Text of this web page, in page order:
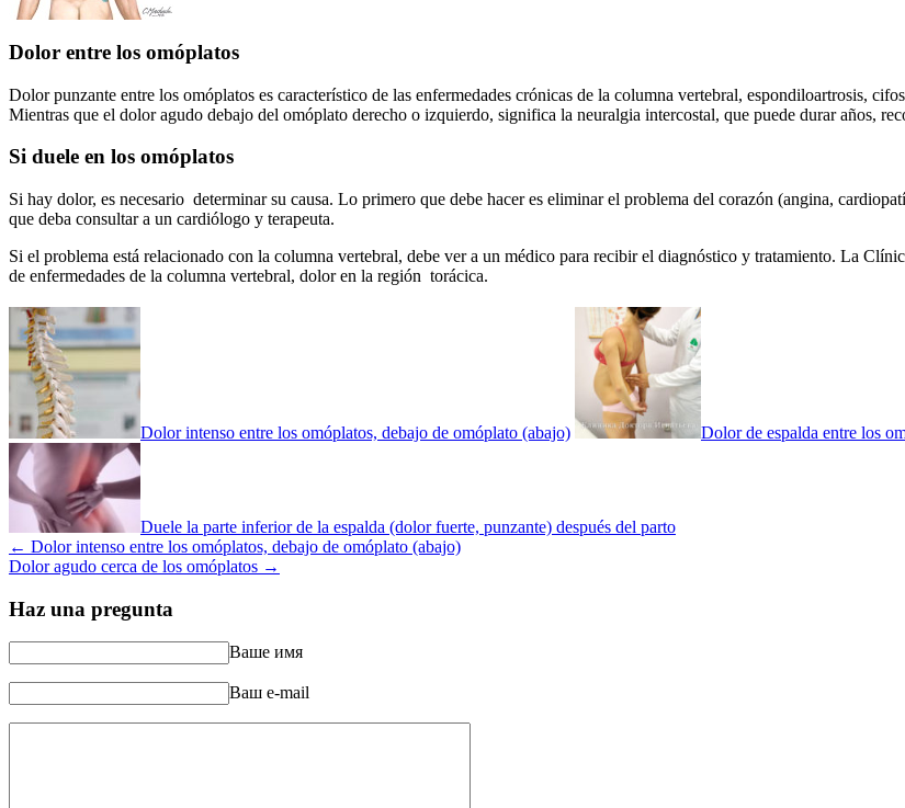
Dolor entre los omóplatos
Dolor punzante entre los omóplatos es característico de las enfermedades crónicas de la columna vertebral, espondiloartrosis,
Mientras que el dolor agudo debajo del omóplato derecho o izquierdo, significa la neuralgia intercostal, que puede durar años,
Si duele en los omóplatos
Si hay dolor, es necesario determinar su causa. Lo primero que debe hacer es eliminar el problema del corazón (angina,
que deba consultar a un cardiólogo y terapeuta.
Si el problema está relacionado con la columna vertebral, debe ver a un médico para recibir el diagnóstico y tratamiento. La
de enfermedades de la columna vertebral, dolor en la región torácica.
Dolor intenso entre los omóplatos, debajo de omóplato (abajo) Dolor de espalda entre los
Duele la parte inferior de la espalda (dolor fuerte, punzante) después del parto
← Dolor intenso entre los omóplatos, debajo de omóplato (abajo)
Dolor agudo cerca de los omóplatos →
Haz una pregunta
Ваше имя
Ваш e-mail